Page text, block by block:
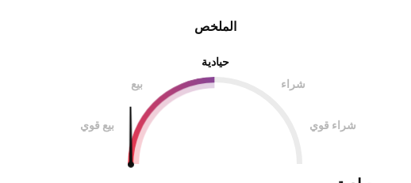
الملخص
حيادية
بيع
شراء
بيع قوي شراء قوي